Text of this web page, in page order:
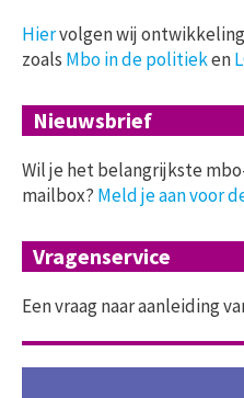
Hiervolgen wij
zoals Mbo in de politieken
Nieuwsbrief
Wil je het belangrijkste
mailbox? Meld je aan voor
Vragenservice
Een vraag naar aanleiding